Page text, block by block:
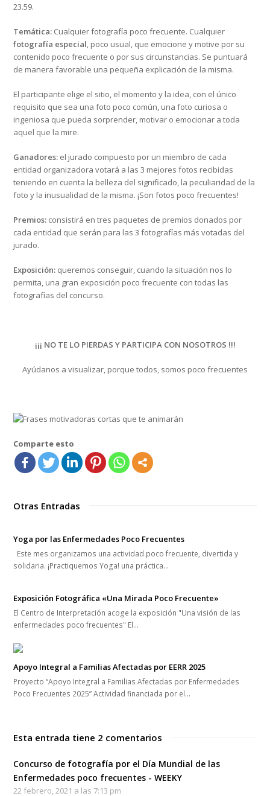
23.59.
Temática: Cualquier fotografía poco frecuente. Cualquier
fotografía especial, poco usual, que emocione y motive por su
contenido poco frecuente o por sus circunstancias. Se puntuará
de manera favorable una pequeña explicación de la misma.
El participante elige el sitio, el momento y la idea, con el único
requisito que sea una foto poco común, una foto curiosa o
ingeniosa que pueda sorprender, motivar o emocionar a toda
aquel que la mire.
Ganadores: el jurado compuesto por un miembro de cada
entidad organizadora votará a las 3 mejores fotos recibidas
teniendo en cuenta la belleza del significado, la peculiaridad de la
foto y la inusualidad de la misma. ¡Son fotos poco frecuentes!
Premios: consistirá en tres paquetes de premios donados por
cada entidad que serán para las 3 fotografías más votadas del
jurado.
Exposición: queremos conseguir, cuando la situación nos lo
permita, una gran exposición poco frecuente con todas las
fotografías del concurso.
¡¡¡ NO TE LO PIERDAS Y PARTICIPA CON NOSOTROS !!!
Ayúdanos a visualizar, porque todos, somos poco frecuentes
Comparte esto
Otras Entradas
Yoga por las Enfermedades Poco Frecuentes
Este mes organizamos una actividad poco frecuente, divertida y
solidaria. ¡Practiquemos Yoga! una práctica…
Exposición Fotográfica «Una Mirada Poco Frecuente»
El Centro de Interpretación acoge la exposición "Una visión de las
enfermedades poco frecuentes" El…
Apoyo Integral a Familias Afectadas por EERR 2025
Proyecto “Apoyo Integral a Familias Afectadas por Enfermedades
Poco Frecuentes 2025” Actividad financiada por el…
Esta entrada tiene 2 comentarios
Concurso de fotografía por el Día Mundial de las
Enfermedades poco frecuentes - WEEKY
22 febrero, 2021 a las 7:13 pm